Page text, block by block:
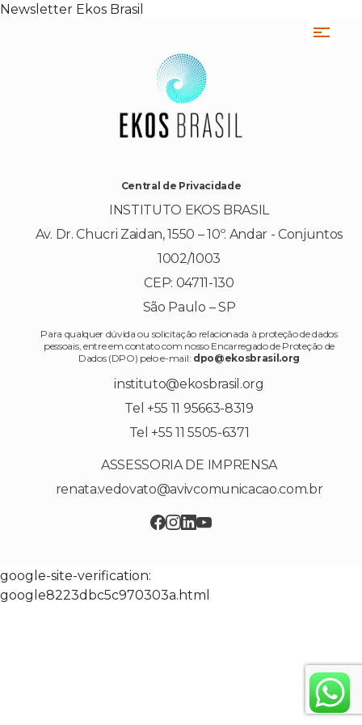
Newsletter Ekos Brasil
Central de Privacidade
INSTITUTO EKOS BRASIL
Av. Dr. Chucri Zaidan, 1550 – 10º. Andar - Conjuntos
1002/1003
CEP: 04711-130
São Paulo – SP
Para qualquer dúvida ou solicitação relacionada à proteção de dados
pessoais, entre em contato com nosso Encarregado de Proteção de
Dados (DPO) pelo e-mail: dpo@ekosbrasil.org
instituto@ekosbrasil.org
Tel +55 11 95663-8319
Tel +55 11 5505-6371
ASSESSORIA DE IMPRENSA
renata.vedovato@avivcomunicacao.com.br
google-site-verification:
google8223dbc5c970303a.html